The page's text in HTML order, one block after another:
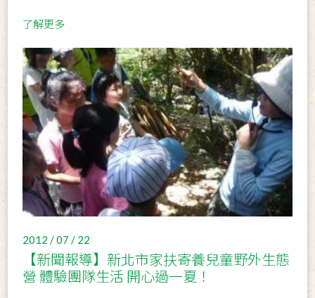
了解更多
2012 / 07 / 22
【新聞報導】新北市家扶寄養兒童野外生態
營 體驗團隊生活 開心過一夏！